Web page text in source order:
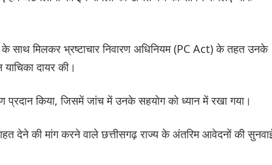
के साथ मिलकर भ्रष्टाचार निवारण अधिनियम (PC Act) के तहत उनके
दायर की।
प्रदान किया, जिसमें जांच में उनके सहयोग को ध्यान में रखा गया।
देने की मांग करने वाले छत्तीसगढ़ राज्य के अंतरिम आवेदनों की